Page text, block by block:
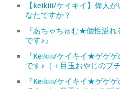
【keikiii/ケイキイ】偉人
なたですか？
『あちゃちゅむ★個性溢
です♪』
『Keikiii/ケイキイ★ゲゲ
です♪（＋目玉おやじのプチ
『Keikiii/ケイキイ★ゲゲ